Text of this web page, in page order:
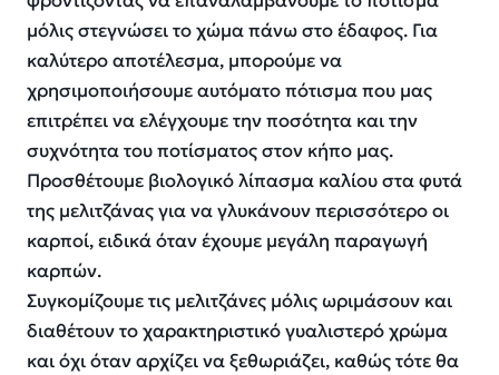
μόλις στεγνώσει το χώμα πάνω στο έδαφος. Για
καλύτερο αποτέλεσμα, μπορούμε να
χρησιμοποιήσουμε αυτόματο πότισμα που μας
επιτρέπει να ελέγχουμε την ποσότητα και την
συχνότητα του ποτίσματος στον κήπο μας.
Προσθέτουμε βιολογικό λίπασμα καλίου στα φυτά
της μελιτζάνας για να γλυκάνουν περισσότερο οι
καρποί, ειδικά όταν έχουμε μεγάλη παραγωγή
καρπών.
Συγκομίζουμε τις μελιτζάνες μόλις ωριμάσουν και
διαθέτουν το χαρακτηριστικό γυαλιστερό χρώμα
και όχι όταν αρχίζει να ξεθωριάζει, καθώς τότε θα